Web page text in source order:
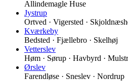
Allindemagle Huse
Jystrup
Ortved · Vigersted ·
Kværkeby
Bedsted · Fjællebro · Skelhøj
Vetterslev
Høm · Sørup · Havbyrd ·
Ørslev
Farendløse · Sneslev · Nordrup